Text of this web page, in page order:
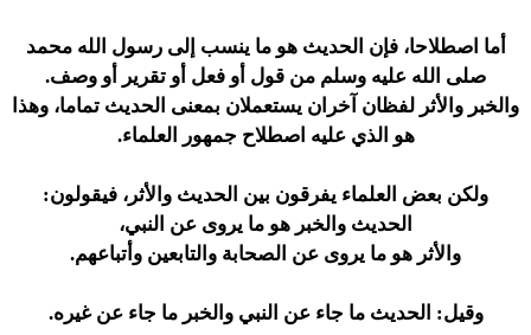
أما اصطلاحا، فإن الحديث هو ما ينسب إلى رسول الله محمد
صلى الله عليه وسلم من قول أو فعل أو تقرير أو وصف.
والخبر والأثر لفظان آخران يستعملان بمعنى الحديث تماما، وهذا
هو الذي عليه اصطلاح جمهور العلماء.
ولكن بعض العلماء يفرقون بين الحديث والأثر، فيقولون:
الحديث والخبر هو ما يروى عن النبي،
والأثر هو ما يروى عن الصحابة والتابعين وأتباعهم.
وقيل: الحديث ما جاء عن النبي والخبر ما جاء عن غيره.